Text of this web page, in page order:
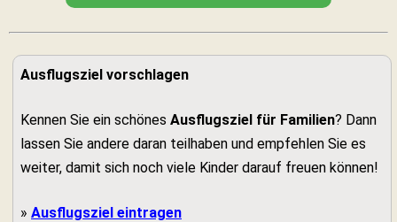
Ausflugsziel vorschlagen
Kennen Sie ein schönes Ausflugsziel für Familien? Dann
lassen Sie andere daran teilhaben und empfehlen Sie es
weiter, damit sich noch viele Kinder darauf freuen können!
» Ausflugsziel eintragen